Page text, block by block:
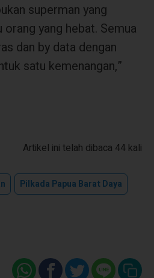
superman yang
yang hebat. Semua
dan by data dengan
satu kemenangan,”
Artikel ini telah dibaca 44 kali
Pilkada Papua Barat Daya